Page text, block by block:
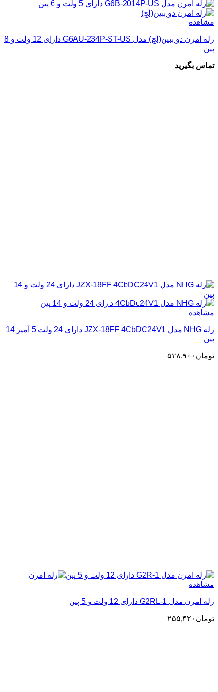
مشاهده
رله امرن دو ببین(لچ) مدل G6AU-234P-ST-US دارای 12 ولت و 8
پین
تماس بگیرید
مشاهده
رله NHG مدل JZX-18FF 4CbDC24V1 دارای 24 ولت 5 آمپر 14
پین
تومان ۵۲۸,۹۰۰
مشاهده
رله امرن مدل G2RL-1 دارای 12 ولت و 5 پین
تومان ۲۵۵,۴۲۰